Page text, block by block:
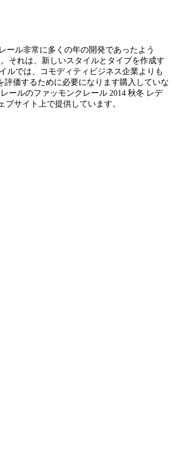
ール非常に多くの年の開発であったよう
それは、新しいスタイルとタイプを作成す
ルでは、コモディティビジネス企業よりも
価するために必要になります購入していな
ールのファッモンクレール 2014 秋冬 レデ
サイト上で提供しています。